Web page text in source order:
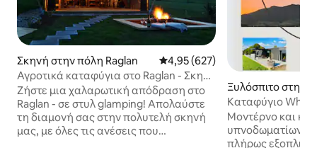
Σκηνή στην πόλη Raglan Μέση βαθμολογία: 4,95 στα 5,
4,95 (627)
Αγροτικά καταφύγια στο Raglan - Σκηνή
Rimu
Ζήστε μια χαλαρωτική απόδραση στο
Raglan - σε στυλ glamping! Απολαύστε
τη διαμονή σας στην πολυτελή σκηνή
μας, με όλες τις ανέσεις που
Ξυλόσπιτο στην
n
Καταφύγιο
Μοντέρνο και
υπνοδωματίων
πλήρως